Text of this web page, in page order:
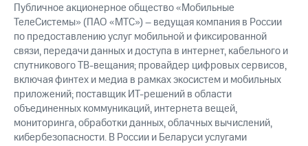
Публичное акционерное общество «Мобильные
ТелеСистемы» (ПАО «МТС») – ведущая компания в России
по предоставлению услуг мобильной и фиксированной
связи, передачи данных и доступа в интернет, кабельного и
спутникового ТВ-вещания; провайдер цифровых сервисов,
включая финтех и медиа в рамках экосистем и мобильных
приложений; поставщик ИТ-решений в области
объединенных коммуникаций, интернета вещей,
мониторинга, обработки данных, облачных вычислений,
кибербезопасности. В России и Беларуси услугами